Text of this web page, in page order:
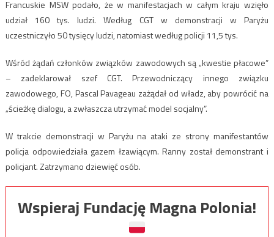
Francuskie MSW podało, że w manifestacjach w całym kraju wzięło
udział 160 tys. ludzi. Według CGT w demonstracji w Paryżu
uczestniczyło 50 tysięcy ludzi, natomiast według policji 11,5 tys.
Wśród żądań członków związków zawodowych są „kwestie płacowe”
– zadeklarował szef CGT. Przewodniczący innego związku
zawodowego, FO, Pascal Pavageau zażądał od władz, aby powrócić na
„ścieżkę dialogu, a zwłaszcza utrzymać model socjalny”.
W trakcie demonstracji w Paryżu na ataki ze strony manifestantów
policja odpowiedziała gazem łzawiącym. Ranny został demonstrant i
policjant. Zatrzymano dziewięć osób.
Wspieraj Fundację Magna Polonia!